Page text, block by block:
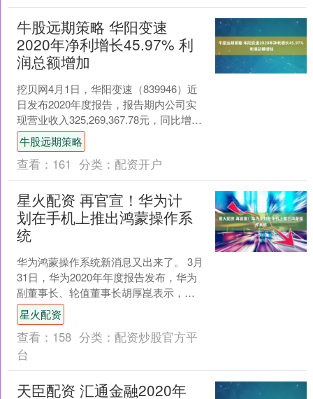
牛股远期策略 华阳变速
2020年净利增长45.97% 利
润总额增加
挖贝网4月1日，华阳变速（839946）近
日发布2020年度报告，报告期内公司实
现营业收入325,269,367.78元，同比增长
28.11%；归属于挂牌公司股....
牛股远期策略
查看： 161 分类： 配资开户
星火配资 再官宣！华为计
划在手机上推出鸿蒙操作系
统
华为鸿蒙操作系统新消息又出来了。 3月
31日，华为2020年年度报告发布，华为
副董事长、轮值董事长胡厚崑表示，目
前HarmonyOS已吸引到超过20家硬件厂
商、....
星火配资
查看： 158 分类： 配资炒股官方平
台
天臣配资 汇通金融2020年